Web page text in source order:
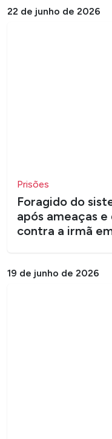
22 de junho de 2026
Prisões
Foragido do
após ameaças
contra a irmã
19 de junho de 2026